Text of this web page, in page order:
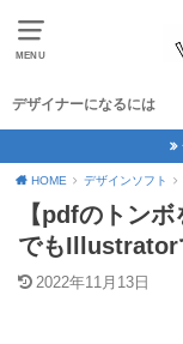
MENU
デザイナーになるには
HOME デザインソフト
【pdfのトン
でもIllustrator
2022年11月13日